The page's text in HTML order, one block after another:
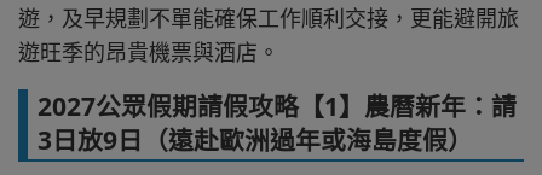
遊，及早規劃不單能確保工作順利交接，更能避開旅
遊旺季的昂貴機票與酒店。
2027公眾假期請假攻略【1】農曆新年：請
3日放9日（遠赴歐洲過年或海島度假）